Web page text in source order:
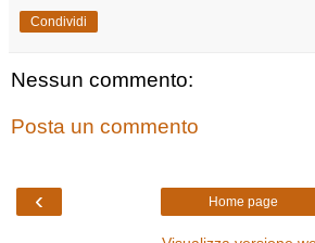
Condividi
Nessun commento:
Posta un commento
‹ Home page